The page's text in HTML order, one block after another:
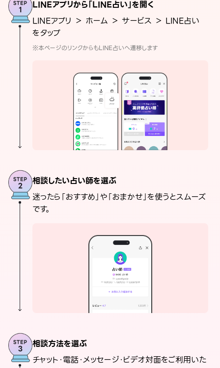
LINEアプリから「LINE占い」を開く
LINEアプリ ＞ ホーム ＞ サービス ＞ LINE占い
をタップ
※本ページのリンクからもLINE占いへ遷移します
相談したい占い師を選ぶ
迷ったら「おすすめ」や「おまかせ」を使うとスムーズ
です。
相談方法を選ぶ
チャット・電話・メッセージ・ビデオ対面をご利用いた